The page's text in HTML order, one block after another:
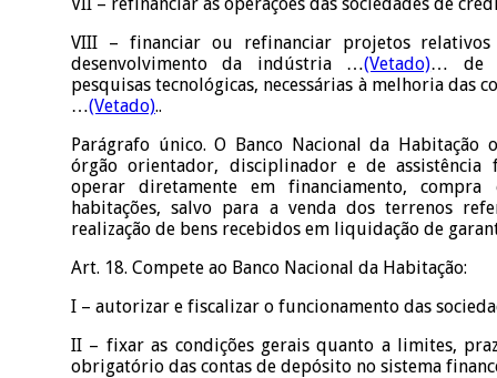
VIII – financiar ou refinanciar projetos
desenvolvimento da indústria …(Vetado)… de
pesquisas tecnológicas, necessárias à melhoria das
…(Vetado)..
Parágrafo único. O Banco Nacional da Habitação
órgão orientador, disciplinador e de assistência
operar diretamente em financiamento,
habitações, salvo para a venda dos terrenos
realização de bens recebidos em liquidação de
Art. 18. Compete ao Banco Nacional da Habitação:
I – autorizar e fiscalizar o funcionamento das
II – fixar as condições gerais quanto a limites,
obrigatório das contas de depósito no sistema